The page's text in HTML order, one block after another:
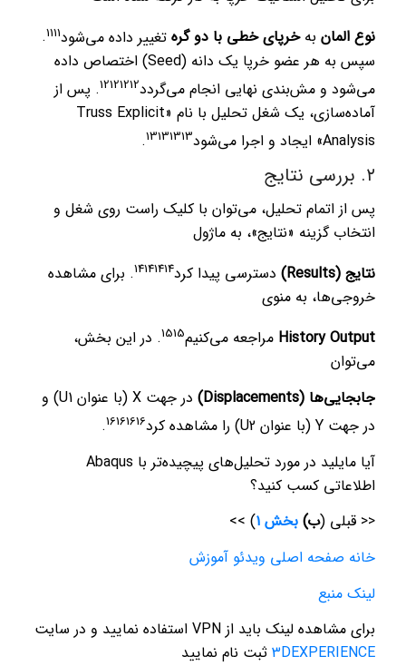
نوع المانبهخرپای خطی با دو گرهتغییر داده می‌شود 1111
.
سپس به هر عضو خرپا یک دانه (Seed) اختصاص داده
می‌شود و مش‌بندی نهایی انجام می‌گردد
12121212
. پس از
آماده‌سازی، یک شغل تحلیل با نام «Truss Explicit
Analysis» ایجاد و اجرا می‌شود
13131313
.
۲. بررسی نتایج
پس از اتمام تحلیل، می‌توان با کلیک راست روی شغل و
انتخاب گزینه «نتایج»، به ماژول
نتایج (Results)
دسترسی پیدا کرد 14141414
. برای مشاهده
خروجی‌ها، به منوی
History Output مراجعه می‌کنیم 1515
. در این بخش،
می‌توان
جابجایی‌ها (Displacements)
در جهت X (با عنوان U1) و
در جهت Y (با عنوان U2) را مشاهده کرد
16161616
.
آیا مایلید در مورد تحلیل‌های پیچیده‌تر با Abaqus
اطلاعاتی کسب کنید؟
<< قبلی (ب) بخش ۱ ) >>
خانه صفحه اصلی ویدئو آموزش
لینک منبع
برای مشاهده لینک باید از VPN استفاده نمایید و در سایت
3DEXPERIENCEثبت نام نمایید